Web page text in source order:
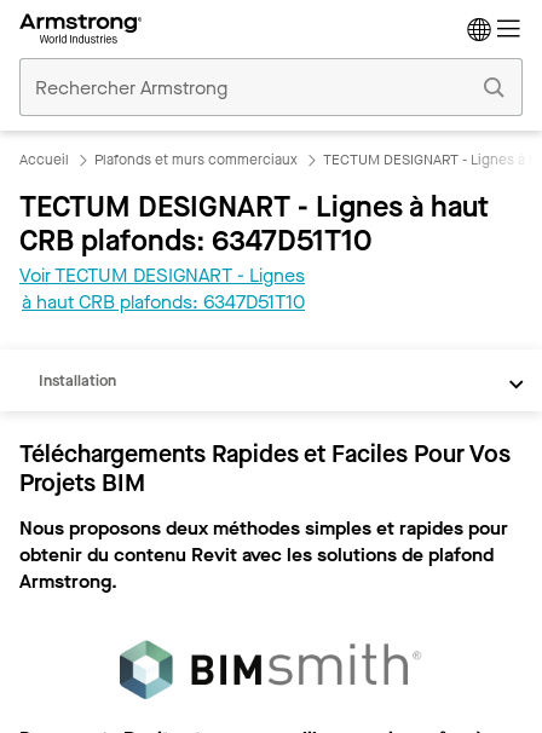
Plafonds
Commerciaux
Accueil Plafonds et murs commerciaux TECTUM DESIGNART - Lignes à
TECTUM DESIGNART - Lignes à haut
CRB plafonds: 6347D51T10
Voir TECTUM DESIGNART - Lignes
à haut CRB plafonds: 6347D51T10
REVIT
Installation
Téléchargements Rapides et Faciles Pour Vos
Projets BIM
Nous proposons deux méthodes simples et rapides pour
obtenir du contenu Revit avec les solutions de plafond
Armstrong.